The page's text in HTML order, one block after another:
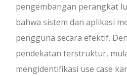
pengembangan perangkat
bahwa sistem dan aplikasi
pengguna secara efektif.
pendekatan terstruktur,
mengidentifikasi use case